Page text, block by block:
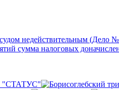
недействительным (Дело
сумма налоговых